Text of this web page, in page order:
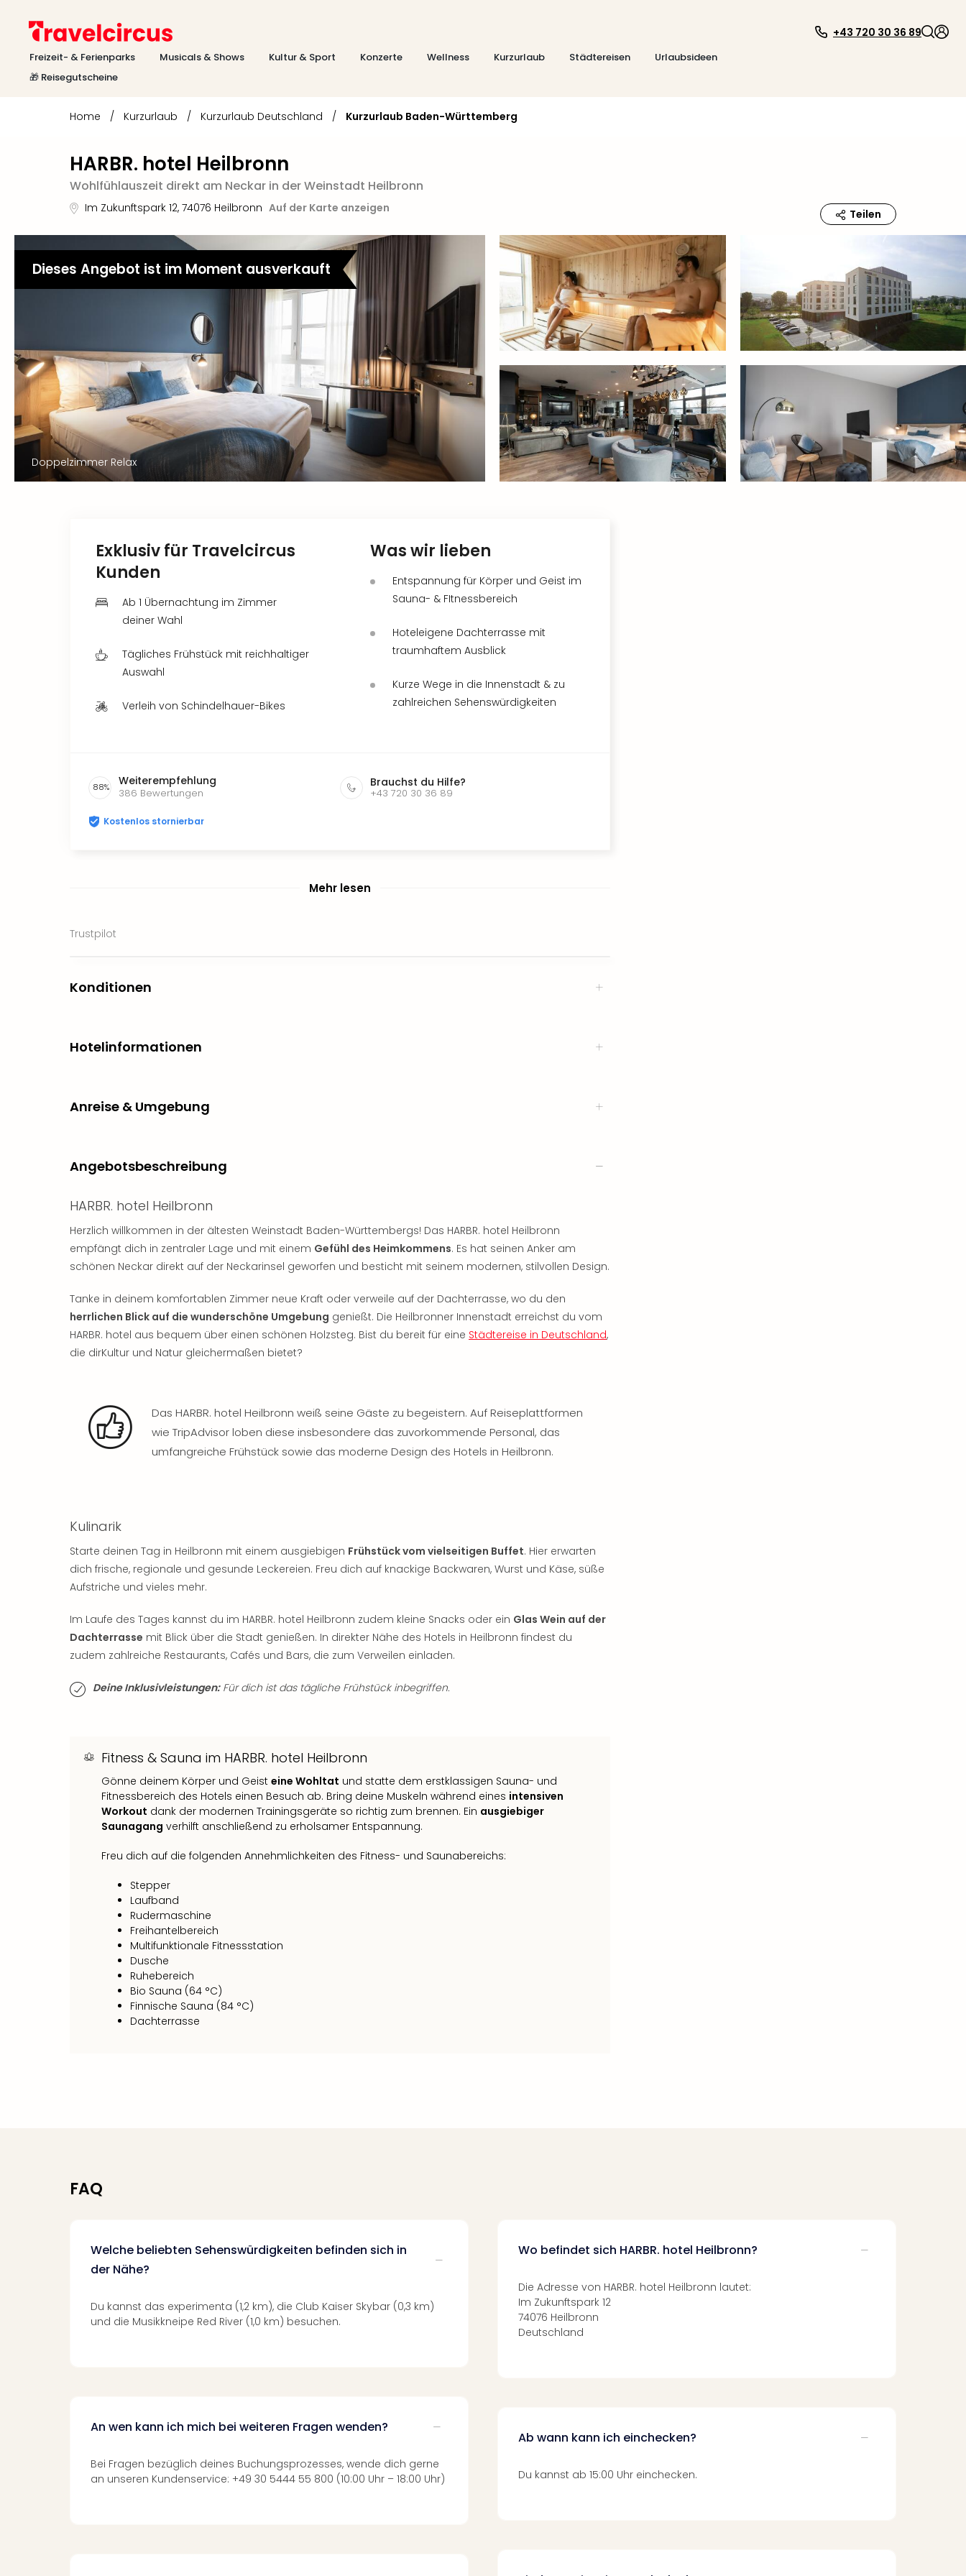
Freizeit- & Ferienparks Musicals & Shows Kultur & Sport Konzerte Wellness Kurzurlaub Städtereisen
Urlaubsideen
🎁 Reisegutscheine
+43 720 30 36 89
Home / Kurzurlaub / Kurzurlaub Deutschland / Kurzurlaub Baden-Württemberg
HARBR. hotel Heilbronn
Wohlfühlauszeit direkt am Neckar in der Weinstadt Heilbronn
Im Zukunftspark 12, 74076 Heilbronn Auf der Karte anzeigen Teilen
Dieses Angebot ist im Moment ausverkauft
Doppelzimmer Relax
Exklusiv für Travelcircus
Kunden
Ab 1 Übernachtung im Zimmer
deiner Wahl
Tägliches Frühstück mit reichhaltiger
Auswahl
Verleih von Schindelhauer-Bikes
Was wir lieben
Entspannung für Körper und Geist im
Sauna- & FItnessbereich
Hoteleigene Dachterrasse mit
traumhaftem Ausblick
Kurze Wege in die Innenstadt & zu
zahlreichen Sehenswürdigkeiten
88% Weiterempfehlung
386 Bewertungen
Brauchst du Hilfe?
+43 720 30 36 89
Kostenlos stornierbar
Mehr lesen
Trustpilot
Konditionen
Hotelinformationen
Anreise & Umgebung
Angebotsbeschreibung
HARBR. hotel Heilbronn
Herzlich willkommen in der ältesten Weinstadt Baden-Württembergs! Das HARBR. hotel Heilbronn
empfängt dich in zentraler Lage und mit einem Gefühl des Heimkommens. Es hat seinen Anker am
schönen Neckar direkt auf der Neckarinsel geworfen und besticht mit seinem modernen, stilvollen Design.
Tanke in deinem komfortablen Zimmer neue Kraft oder verweile auf der Dachterrasse, wo du den
herrlichen Blick auf die wunderschöne Umgebung genießt. Die Heilbronner Innenstadt erreichst du vom
HARBR. hotel aus bequem über einen schönen Holzsteg. Bist du bereit für eine Städtereise in Deutschland,
die dirKultur und Natur gleichermaßen bietet?
Das HARBR. hotel Heilbronn weiß seine Gäste zu begeistern. Auf Reiseplattformen
wie TripAdvisor loben diese insbesondere das zuvorkommende Personal, das
umfangreiche Frühstück sowie das moderne Design des Hotels in Heilbronn.
Kulinarik
Starte deinen Tag in Heilbronn mit einem ausgiebigen Frühstück vom vielseitigen Buffet. Hier erwarten
dich frische, regionale und gesunde Leckereien. Freu dich auf knackige Backwaren, Wurst und Käse, süße
Aufstriche und vieles mehr.
Im Laufe des Tages kannst du im HARBR. hotel Heilbronn zudem kleine Snacks oder ein Glas Wein auf der
Dachterrasse mit Blick über die Stadt genießen. In direkter Nähe des Hotels in Heilbronn findest du
zudem zahlreiche Restaurants, Cafés und Bars, die zum Verweilen einladen.
Deine Inklusivleistungen:Für dich ist das tägliche Frühstück inbegriffen.
Fitness & Sauna im HARBR. hotel Heilbronn
Gönne deinem Körper und Geist eine Wohltat und statte dem erstklassigen Sauna- und
Fitnessbereich des Hotels einen Besuch ab. Bring deine Muskeln während eines intensiven
Workout dank der modernen Trainingsgeräte so richtig zum brennen. Ein ausgiebiger
Saunagang verhilft anschließend zu erholsamer Entspannung.
Freu dich auf die folgenden Annehmlichkeiten des Fitness- und Saunabereichs:
Stepper
Laufband
Rudermaschine
Freihantelbereich
Multifunktionale Fitnessstation
Dusche
Ruhebereich
Bio Sauna (64 °C)
Finnische Sauna (84 °C)
Dachterrasse
FAQ
Welche beliebten Sehenswürdigkeiten befinden sich in
der Nähe?
Du kannst das experimenta (1,2 km), die Club Kaiser Skybar (0,3 km)
und die Musikkneipe Red River (1,0 km) besuchen.
An wen kann ich mich bei weiteren Fragen wenden?
Bei Fragen bezüglich deines Buchungsprozesses, wende dich gerne
an unseren Kundenservice: +49 30 5444 55 800 (10:00 Uhr – 18:00 Uhr)
Wo befindet sich HARBR. hotel Heilbronn?
Die Adresse von HARBR. hotel Heilbronn lautet:
Im Zukunftspark 12
74076 Heilbronn
Deutschland
Ab wann kann ich einchecken?
Du kannst ab 15:00 Uhr einchecken.